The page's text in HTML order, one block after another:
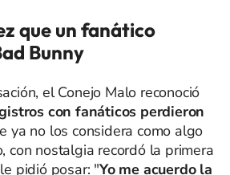
que un fanático
Bunny
el Conejo Malo reconoció
con fanáticos perdieron
ya no los considera como algo
con nostalgia recordó la primera
pidió posar: "Yo me acuerdo la